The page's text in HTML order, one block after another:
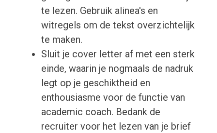
te lezen. Gebruik alinea's en
witregels om de tekst overzichtelijk
te maken.
Sluit je cover letter af met een sterk
einde, waarin je nogmaals de nadruk
legt op je geschiktheid en
enthousiasme voor de functie van
academic coach. Bedank de
recruiter voor het lezen van je brief